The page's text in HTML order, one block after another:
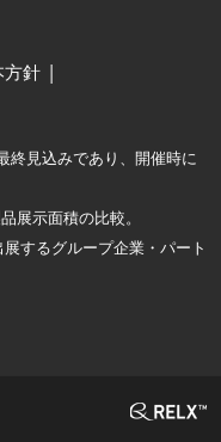
方針
終見込みであり、開催時に
展示面積の比較。
するグループ企業・パート